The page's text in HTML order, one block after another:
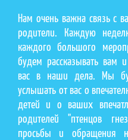
Нам очень важна связь с
родители. Каждую
каждого большого
будем рассказывать вам
вас в наши дела. Мы
услышать от вас о
детей и о ваших
родителей "птенцов
просьбы и обращения